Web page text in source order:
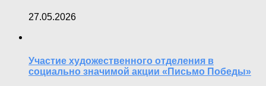
27.05.2026
Участие художественного отделения в
социально значимой акции «Письмо Победы»